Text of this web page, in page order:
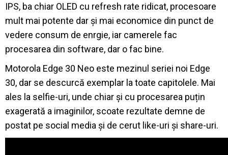
IPS, ba chiar OLED cu refresh rate ridicat, procesoare
mult mai potente dar și mai economice din punct de
vedere consum de enrgie, iar camerele fac
procesarea din software, dar o fac bine.
Motorola Edge 30 Neo este mezinul seriei noi Edge
30, dar se descurcă exemplar la toate capitolele. Mai
ales la selfie-uri, unde chiar și cu procesarea puțin
exagerată a imaginilor, scoate rezultate demne de
postat pe social media și de cerut like-uri și share-uri.